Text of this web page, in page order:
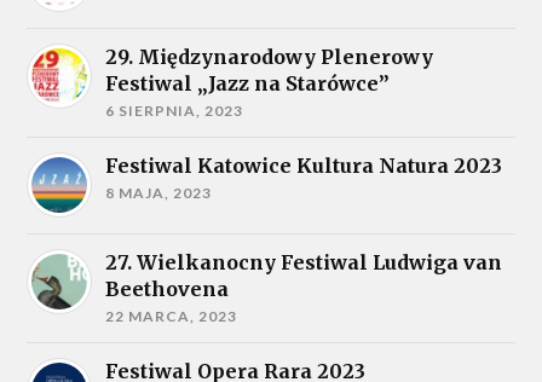
29. Międzynarodowy Plenerowy
Festiwal „Jazz na Starówce”
6 SIERPNIA, 2023
Festiwal Katowice Kultura Natura 2023
8 MAJA, 2023
27. Wielkanocny Festiwal Ludwiga van
Beethovena
22 MARCA, 2023
Festiwal Opera Rara 2023